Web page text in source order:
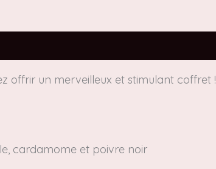
offrir un merveilleux et stimulant coffret !
cardamome et poivre noir